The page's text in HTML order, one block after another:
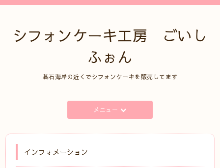
シフォンケーキ工房 ごいし
ふぉん
碁石海岸の近くでシフォンケーキを販売してます
メニュー
インフォメーション